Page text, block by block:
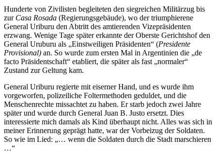
Hunderte von Zivilisten begleiteten den siegreichen Militärzug bis
zur Casa Rosada (Regierungsgebäude), wo der triumphierene
General Uriburu den Abtritt des amtierenden Vizepräsidenten
erzwang. Wenige Tage später erkannte der Oberste Gerichtshof den
General Uruburu als
Einstweiligen Präsidenten (Presidente
Provisional) an. So wurde zum ersten Mal in Argentinien die
de
facto Präsidentschaft
etabliert, die später als fast
normaler
Zustand zur Geltung kam.
General Uriburu regierte mit eiserner Hand, und es wurde ihm
vorgeworfen, polizeiliche Foltermethoden geduldet, und die
Menschenrechte missachtet zu haben. Er starb jedoch zwei Jahre
später und wurde durch General Juan B. Justo ersetzt. Dies
interessierte mich damals als Kind überhaupt nicht. Alles was sich in
meiner Erinnerung geprägt hatte, war der Vorbeizug der Soldaten.
So wie im Lied:
… wenn die Soldaten durch die Stadt marschieren
…